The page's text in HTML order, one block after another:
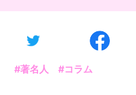
#著名人 #コラム